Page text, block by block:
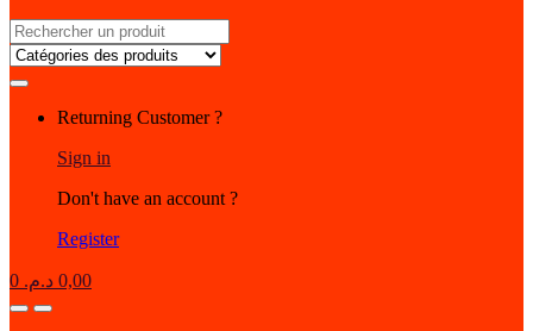
Search
for:
Returning Customer ?
Sign in
Don't have an account ?
Register
0 0,00 د.م.
OpenClose